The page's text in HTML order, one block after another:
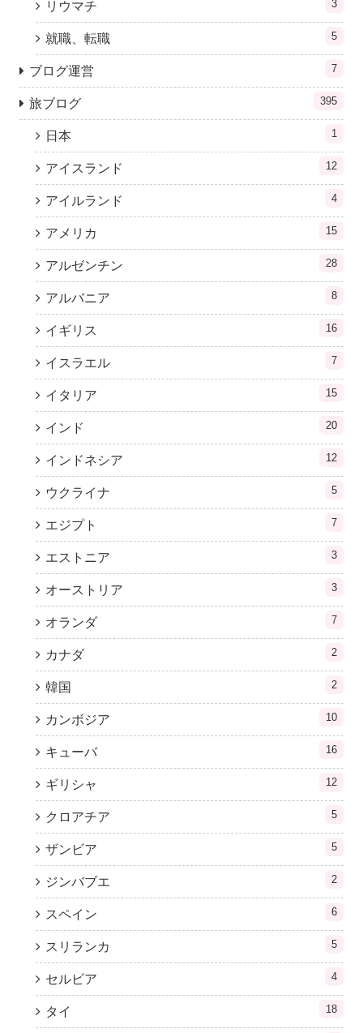
リウマチ 3
就職、転職 5
ブログ運営 7
旅ブログ 395
日本 1
アイスランド 12
アイルランド 4
アメリカ 15
アルゼンチン 28
アルバニア 8
イギリス 16
イスラエル 7
イタリア 15
インド 20
インドネシア 12
ウクライナ 5
エジプト 7
エストニア 3
オーストリア 3
オランダ 7
カナダ 2
韓国 2
カンボジア 10
キューバ 16
ギリシャ 12
クロアチア 5
ザンビア 5
ジンバブエ 2
スペイン 6
スリランカ 5
セルビア 4
タイ 18